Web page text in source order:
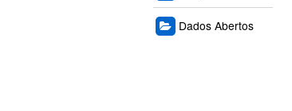
Dados Abertos